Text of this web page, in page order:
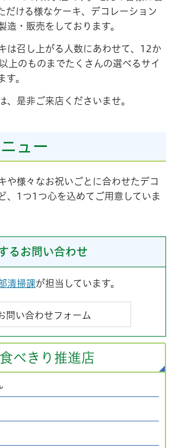
だける様なケーキ、デコレーション
造・販売をしております。
は召し上がる人数にあわせて、12か
上のものまでたくさんの選べるサイ
す。
、是非ご来店くださいませ。
ュー
や様々なお祝いごとに合わせたデコ
、1つ1つ心を込めてご用意していま
るお問い合わせ
清掃課が担当しています。
べきり推進店